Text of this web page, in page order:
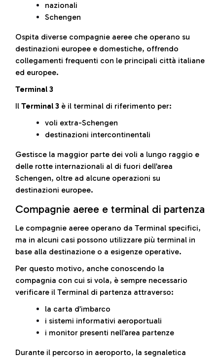
nazionali
Schengen
Ospita diverse compagnie aeree che operano su
destinazioni europee e domestiche, offrendo
collegamenti frequenti con le principali città italiane
ed europee.
Terminal 3
Il Terminal 3 è il terminal di riferimento per:
voli extra-Schengen
destinazioni intercontinentali
Gestisce la maggior parte dei voli a lungo raggio e
delle rotte internazionali al di fuori dell’area
Schengen, oltre ad alcune operazioni su
destinazioni europee.
Compagnie aeree e terminal di partenza
Le compagnie aeree operano da Terminal specifici,
ma in alcuni casi possono utilizzare più terminal in
base alla destinazione o a esigenze operative.
Per questo motivo, anche conoscendo la
compagnia con cui si vola, è sempre necessario
verificare il Terminal di partenza attraverso:
la carta d’imbarco
i sistemi informativi aeroportuali
i monitor presenti nell’area partenze
Durante il percorso in aeroporto, la segnaletica